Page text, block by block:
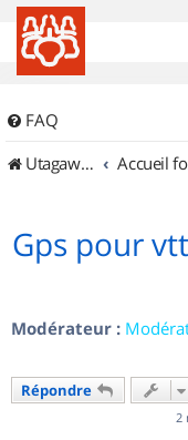
FAQ
UtagawaVTT (Randos VTT et VTTAE avec traces GPS)
Gps pour
Modérateur :
Répondre
2